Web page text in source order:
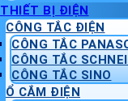
THIẾT BỊ ĐIỆN
CÔNG TẮC ĐIỆN
CÔNG TẮC
CÔNG TẮC
CÔNG TẮC SINO
Ổ CẮM ĐIỆN